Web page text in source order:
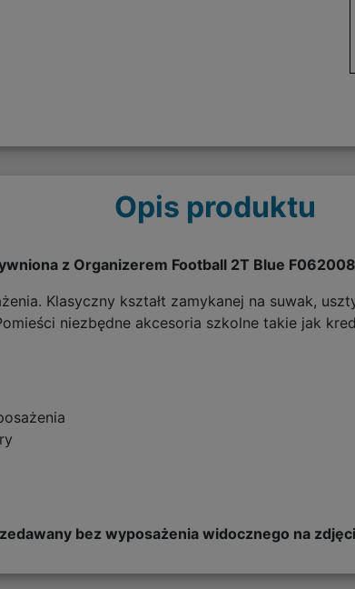
Opis produktu
z Organizerem Football 2T Blue F062008
Klasyczny kształt zamykanej na suwak,
niezbędne akcesoria szkolne takie jak
bez wyposażenia widocznego na